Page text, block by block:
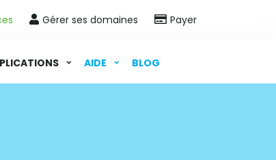
Gérer ses domaines Payer
AIDE BLOG